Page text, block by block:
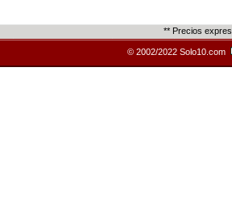
** Precios
© 2002/2022 Solo10.com